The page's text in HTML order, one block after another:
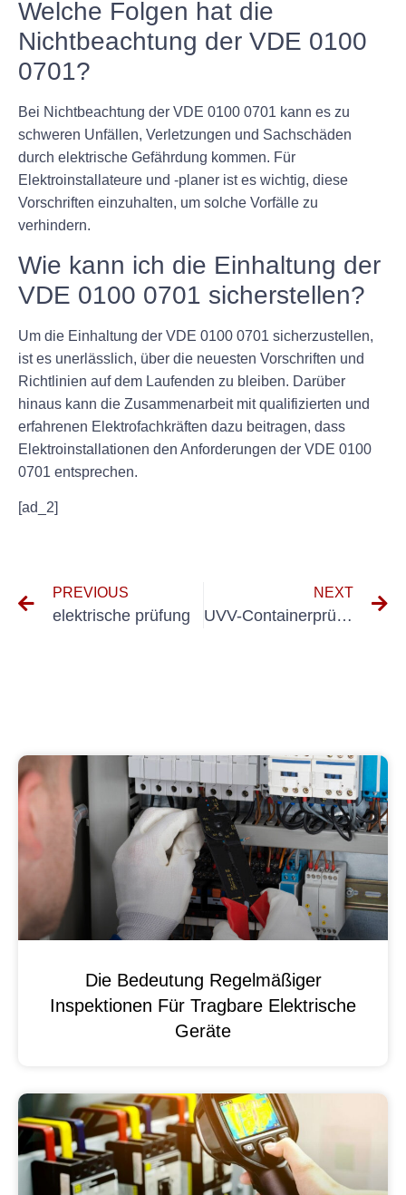
Welche Folgen hat die
Nichtbeachtung der VDE 0100
0701?
Bei Nichtbeachtung der VDE 0100 0701 kann es zu
schweren Unfällen, Verletzungen und Sachschäden
durch elektrische Gefährdung kommen. Für
Elektroinstallateure und -planer ist es wichtig, diese
Vorschriften einzuhalten, um solche Vorfälle zu
verhindern.
Wie kann ich die Einhaltung der
VDE 0100 0701 sicherstellen?
Um die Einhaltung der VDE 0100 0701 sicherzustellen,
ist es unerlässlich, über die neuesten Vorschriften und
Richtlinien auf dem Laufenden zu bleiben. Darüber
hinaus kann die Zusammenarbeit mit qualifizierten und
erfahrenen Elektrofachkräften dazu beitragen, dass
Elektroinstallationen den Anforderungen der VDE 0100
0701 entsprechen.
[ad_2]
PREVIOUS
elektrische prüfung
NEXT
UVV-Containerprüfung
Die Bedeutung Regelmäßiger
Inspektionen Für Tragbare Elektrische
Geräte